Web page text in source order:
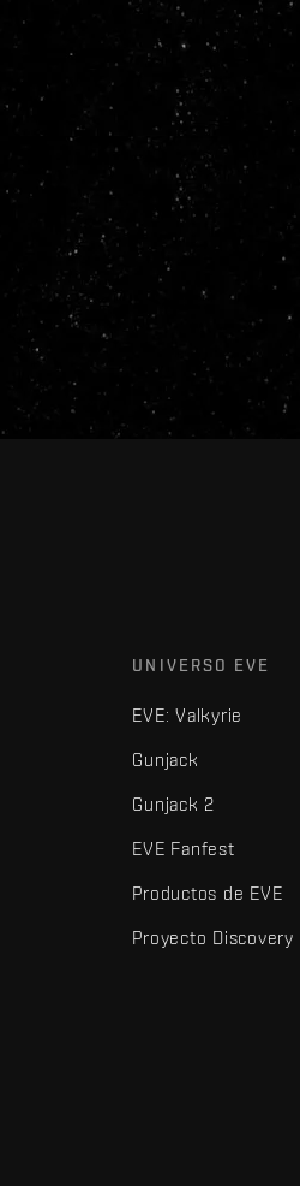
UNIVERSO EVE
EVE: Valkyrie
Gunjack
Gunjack 2
EVE Fanfest
Productos de EVE
Proyecto Discovery